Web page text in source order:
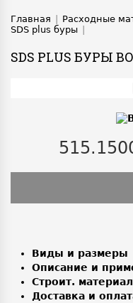
Главная Расходные
SDS plus буры
SDS PLUS БУРЫ
Виды и размеры
Описание и
Строит.
Доставка и